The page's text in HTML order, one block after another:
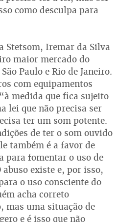
como desculpa para
Stetsom, Iremar da Silva
maior mercado do
Paulo e Rio de Janeiro.
com equipamentos
medida que fica sujeito
lei que não precisa ser
ter um som potente.
de ter o som ouvido
também é a favor de
para fomentar o uso de
existe e, por isso,
o uso consciente do
acha correto
mas uma situação de
e é isso que não